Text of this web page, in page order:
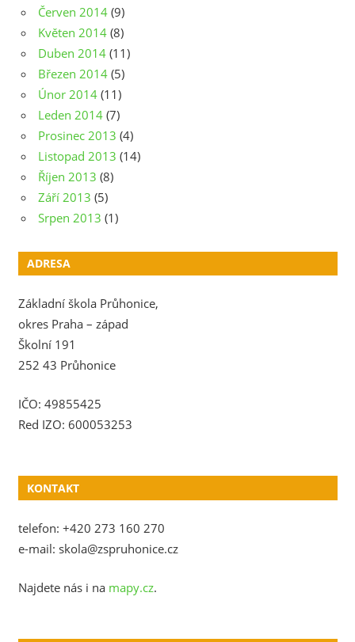
Červen 2014 (9)
Květen 2014 (8)
Duben 2014 (11)
Březen 2014 (5)
Únor 2014 (11)
Leden 2014 (7)
Prosinec 2013 (4)
Listopad 2013 (14)
Říjen 2013 (8)
Září 2013 (5)
Srpen 2013 (1)
ADRESA
Základní škola Průhonice,
okres Praha – západ
Školní 191
252 43 Průhonice
IČO: 49855425
Red IZO: 600053253
KONTAKT
telefon: +420 273 160 270
e-mail: skola@zspruhonice.cz
Najdete nás i na mapy.cz.